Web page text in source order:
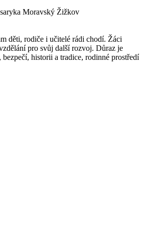
Moravský Žižkov
děti, rodiče i učitelé rádi chodí. Žáci
pro svůj další rozvoj. Důraz je
historii a tradice, rodinné prostředí